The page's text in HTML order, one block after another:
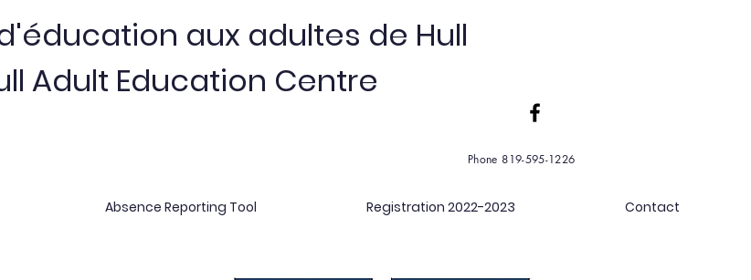
aux adultes de Hull
Adult Education Centre
Phone 819-595-1226
Absence Reporting Tool Registration 2022-2023 Contact